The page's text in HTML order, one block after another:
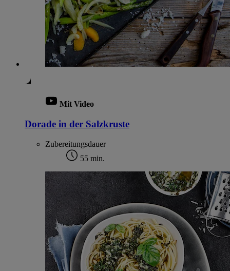
Mit Video
Dorade in der Salzkruste
Zubereitungsdauer
55 min.